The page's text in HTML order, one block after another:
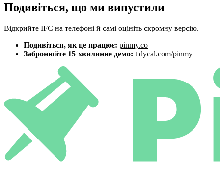
Подивіться, що ми випустили
Відкрийте IFC на телефоні й самі оцініть скромну версію.
Подивіться, як це працює: pinmy.co
Забронюйте 15-хвилинне демо: tidycal.com/pinmy